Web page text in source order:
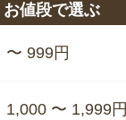
お値段で選ぶ
〜 999円
1,000 〜 1,999円